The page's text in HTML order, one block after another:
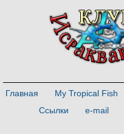
Главная My Tropical Fish
Ссылки
e-mail